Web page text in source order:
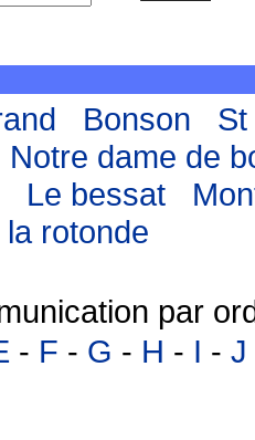
Bonson
Notre dame de
Le bessat
rotonde
par
- F - G - H - I - J